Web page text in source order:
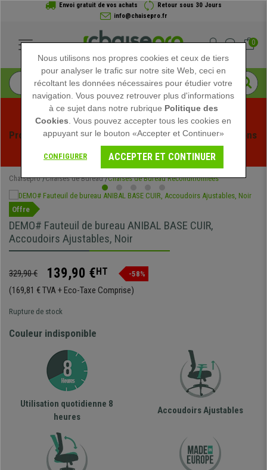
Envoi gratuit de vos achats
Retour sous 30 Jours
info@chaisepro.fr
0
Profitez des soldes d'été chez Chaisepro ! Des réductions
exclusives pour une durée limitée - Voir l'offre
Chaisepro Chaises de Bureau Chaises de Bureau Reconditionnées
Offre
DEMO# Fauteuil de bureau ANIBAL BASE CUIR,
Accoudoirs Ajustables, Noir
329,90 € 139,90 €HT -58%
(169,81 € TVA + Eco-Taxe Comprise)
Rupture de stock
Couleur indisponible
Utilisation quotidienne 8
heures
Accoudoirs Ajustables
Nous utilisons nos propres cookies et ceux de tiers
pour analyser le trafic sur notre site Web, ceci en
récoltant les données nécessaires pour étudier votre
navigation. Vous pouvez retrouver plus d'informations
à ce sujet dans notre rubrique Politique des
Cookies . Vous pouvez accepter tous les cookies en
appuyant sur le bouton «Accepter et Continuer»
CONFIGURER ACCEPTER ET CONTINUER